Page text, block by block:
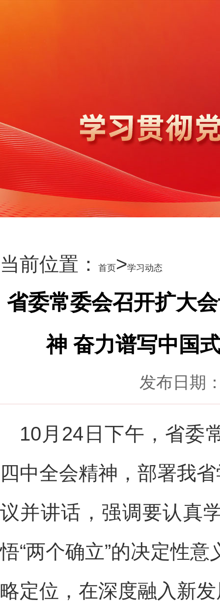
当前位置： 首页>学习动态
省委常委会召开扩大
神 奋力谱写中国
发布日期
10月24日下午，省委
四中全会精神，部署我
议并讲话，强调要认真
悟“两个确立”的决定性意
略定位，在深度融入新